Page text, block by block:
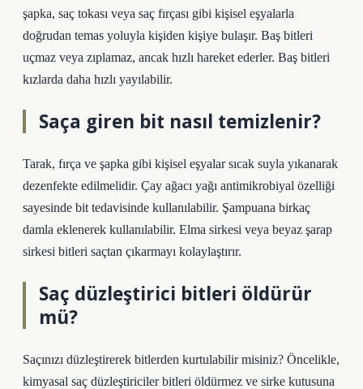
şapka, saç tokası veya saç fırçası gibi kişisel eşyalarla
doğrudan temas yoluyla kişiden kişiye bulaşır. Baş bitleri
uçmaz veya zıplamaz, ancak hızlı hareket ederler. Baş bitleri
kızlarda daha hızlı yayılabilir.
Saça giren bit nasıl temizlenir?
Tarak, fırça ve şapka gibi kişisel eşyalar sıcak suyla yıkanarak
dezenfekte edilmelidir. Çay ağacı yağı antimikrobiyal özelliği
sayesinde bit tedavisinde kullanılabilir. Şampuana birkaç
damla eklenerek kullanılabilir. Elma sirkesi veya beyaz şarap
sirkesi bitleri saçtan çıkarmayı kolaylaştırır.
Saç düzleştirici bitleri öldürür
mü?
Saçınızı düzleştirerek bitlerden kurtulabilir misiniz? Öncelikle,
kimyasal saç düzleştiriciler bitleri öldürmez ve sirke kutusuna